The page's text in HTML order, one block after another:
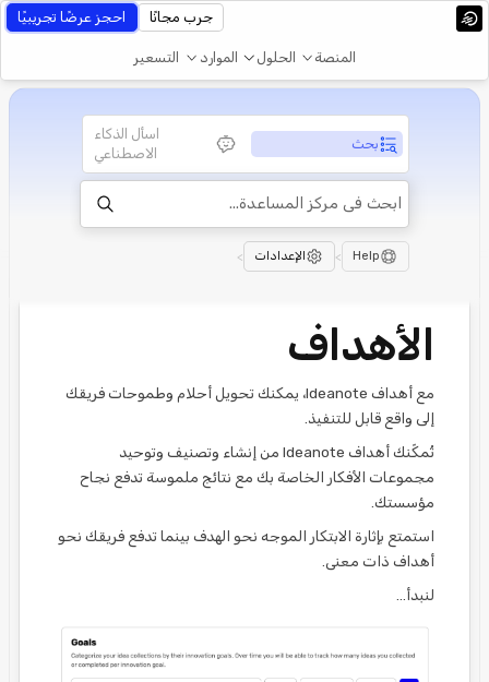
المنصة الحلول الموارد التسعير
جرب مجانًا احجز عرضًا تجريبيًا
بحث
اسأل الذكاء
الاصطناعي
Help
> الإعدادات >
الأهداف
مع أهداف Ideanote، يمكنك تحويل أحلام وطموحات فريقك
إلى واقع قابل للتنفيذ.
تُمكّنك أهداف Ideanote من إنشاء وتصنيف وتوحيد
مجموعات الأفكار الخاصة بك مع نتائج ملموسة تدفع نجاح
مؤسستك.
استمتع بإثارة الابتكار الموجه نحو الهدف بينما تدفع فريقك نحو
أهداف ذات معنى.
لنبدأ...